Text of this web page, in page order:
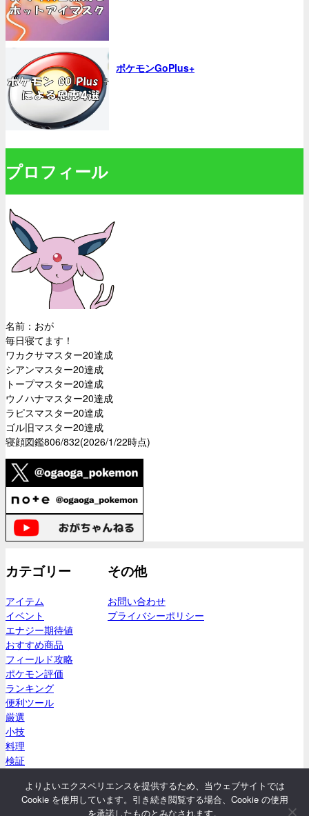
ポケモンGoPlus+
プロフィール
名前：おが
毎日寝てます！
ワカクサマスター20達成
シアンマスター20達成
トープマスター20達成
ウノハナマスター20達成
ラピスマスター20達成
ゴル旧マスター20達成
寝顔図鑑806/832(2026/1/22時点)
カテゴリー
アイテム
イベント
エナジー期待値
おすすめ商品
フィールド攻略
ポケモン評価
ランキング
便利ツール
厳選
小技
料理
検証
限定パック
その他
お問い合わせ
プライバシーポリシー
よりよいエクスペリエンスを提供するため、当ウェブサイトでは
Cookie を使用しています。引き続き閲覧する場合、Cookie の使用
を承諾したものとみなされます。